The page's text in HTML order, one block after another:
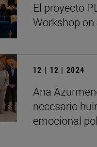
El proyecto
Workshop
12 | 12 | 2024
Ana
necesario
emocional